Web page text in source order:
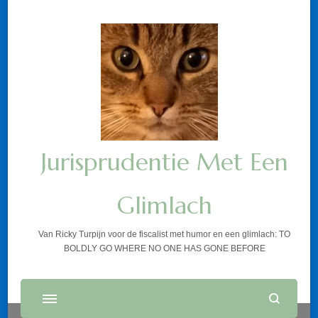
Jurisprudentie Met Een
Glimlach
Van Ricky Turpijn voor de fiscalist met humor en een glimlach: TO
BOLDLY GO WHERE NO ONE HAS GONE BEFORE